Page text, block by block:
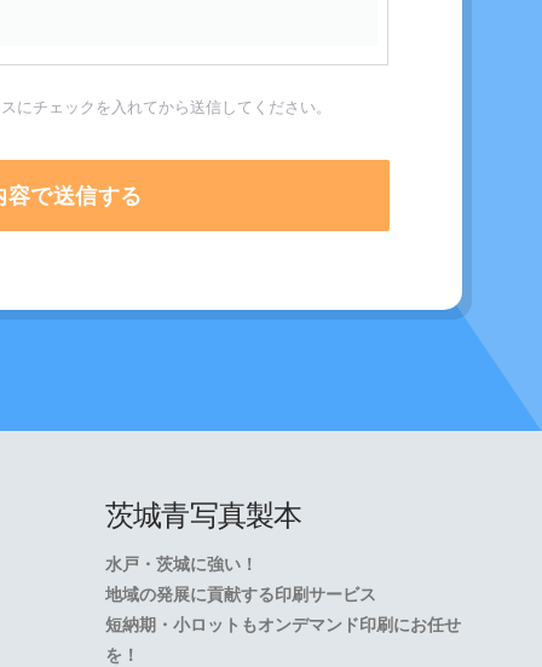
にチェックを入れてから送信してください。
茨城青写真製本
水戸・茨城に強い！
地域の発展に貢献する印刷サービス
短納期・小ロットもオンデマンド印刷にお任せ
を！